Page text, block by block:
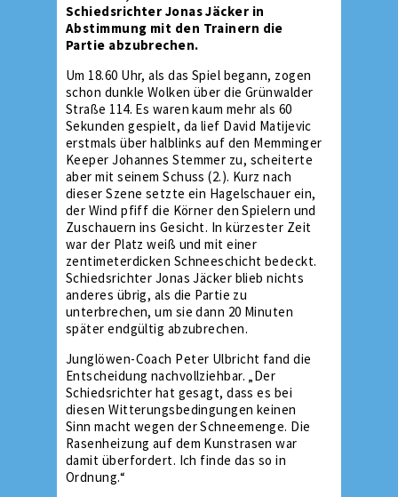
Schiedsrichter Jonas Jäcker in
Abstimmung mit den Trainern die
Partie abzubrechen.
Um 18.60 Uhr, als das Spiel begann, zogen
schon dunkle Wolken über die Grünwalder
Straße 114. Es waren kaum mehr als 60
Sekunden gespielt, da lief David Matijevic
erstmals über halblinks auf den Memminger
Keeper Johannes Stemmer zu, scheiterte
aber mit seinem Schuss (2.). Kurz nach
dieser Szene setzte ein Hagelschauer ein,
der Wind pfiff die Körner den Spielern und
Zuschauern ins Gesicht. In kürzester Zeit
war der Platz weiß und mit einer
zentimeterdicken Schneeschicht bedeckt.
Schiedsrichter Jonas Jäcker blieb nichts
anderes übrig, als die Partie zu
unterbrechen, um sie dann 20 Minuten
später endgültig abzubrechen.
Junglöwen-Coach Peter Ulbricht fand die
Entscheidung nachvollziehbar. „Der
Schiedsrichter hat gesagt, dass es bei
diesen Witterungsbedingungen keinen
Sinn macht wegen der Schneemenge. Die
Rasenheizung auf dem Kunstrasen war
damit überfordert. Ich finde das so in
Ordnung.“